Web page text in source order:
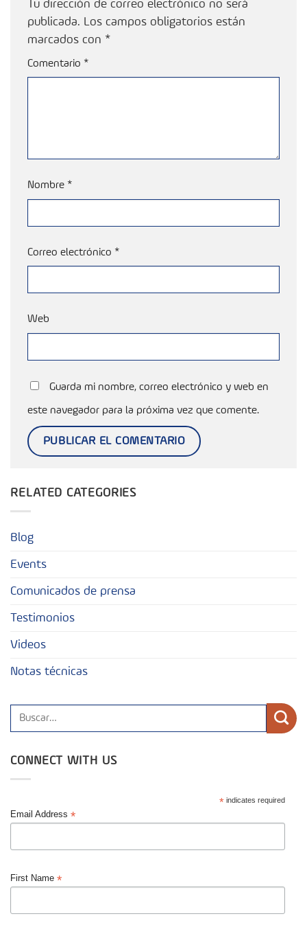
Tu dirección de correo electrónico no será
publicada. Los campos obligatorios están
marcados con *
Comentario *
Nombre *
Correo electrónico *
Web
Guarda mi nombre, correo electrónico y web en
este navegador para la próxima vez que comente.
RELATED CATEGORIES
Blog
Events
Comunicados de prensa
Testimonios
Videos
Notas técnicas
CONNECT WITH US
* indicates required
Email Address *
First Name *